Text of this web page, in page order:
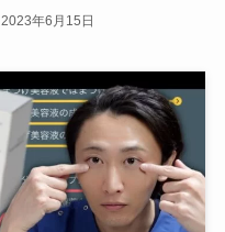
2023年6月15日